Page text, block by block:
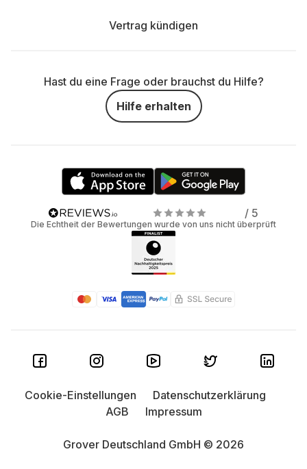
Vertrag kündigen
Hast du eine Frage oder brauchst du Hilfe?
Hilfe erhalten
/ 5
Die Echtheit der Bewertungen wurde von uns nicht überprüft
Grover Deutschland GmbH © 2026
Cookie-Einstellungen
Datenschutzerklärung
AGB
Impressum